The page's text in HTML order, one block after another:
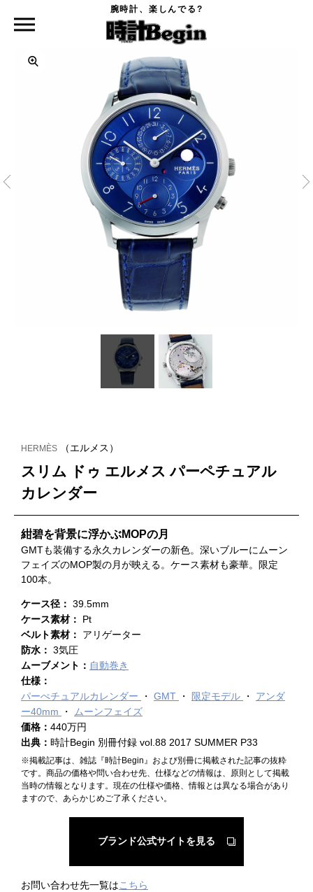
腕時計、楽しんでる?
スリム ドゥ エルメス パーペチュアル カレンダー
HERMÈS （エルメス）
スリム ドゥ エルメス パーペチュアル
カレンダー
紺碧を背景に浮かぶMOPの月
GMTも装備する永久カレンダーの新色。深いブルーにムーン
フェイズのMOP製の月が映える。ケース素材も豪華。限定
100本。
ケース径： 39.5mm
ケース素材： Pt
ベルト素材： アリゲーター
防水： 3気圧
ムーブメント： 自動巻き
仕様：
パーぺチュアルカレンダー
GMT 限定モデル
アンダ
ー40mm
ムーンフェイズ
価格： 440万円
出典： 時計Begin 別冊付録 vol.88 2017 SUMMER P33
※掲載記事は、雑誌『時計Begin』および別冊に掲載された記事の抜粋
です。商品の価格や問い合わせ先、仕様などの情報は、原則として掲載
当時の情報となります。現在の仕様や価格、情報とは異なる場合があり
ますので、あらかじめご了承ください。
ブランド公式サイトを見る
お問い合わせ先一覧はこちら